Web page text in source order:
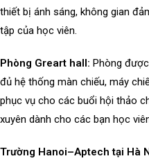
thiết bị ánh sáng, không gian
tập của học viên.
Phòng Greart hall: Phòng
đủ hệ thống màn chiếu, máy
phục vụ cho các buổi hội thảo
xuyên dành cho các bạn học
Trường Hanoi–Aptech tại Hà